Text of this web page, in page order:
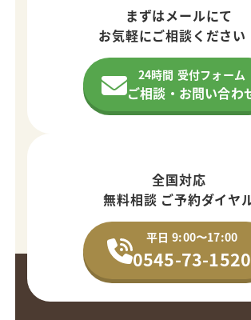
まずはメールにて
お気軽にご相談ください
24時間 受付フォーム
ご相談・お問い合わ
全国対応
無料相談 ご予約ダイヤ
平日 9:00〜17:00
0545-73-1520